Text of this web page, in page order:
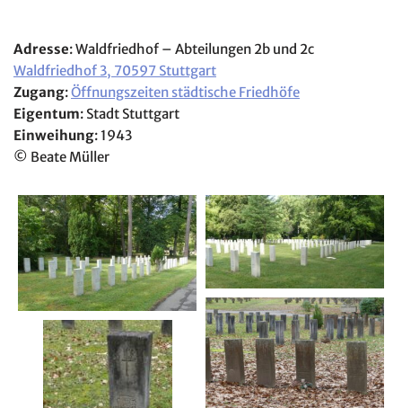
Adresse: Waldfriedhof – Abteilungen 2b und 2c
Waldfriedhof 3, 70597 Stuttgart
Zugang:Öffnungszeiten städtische Friedhöfe
Eigentum: Stadt Stuttgart
Einweihung: 1943
© Beate Müller